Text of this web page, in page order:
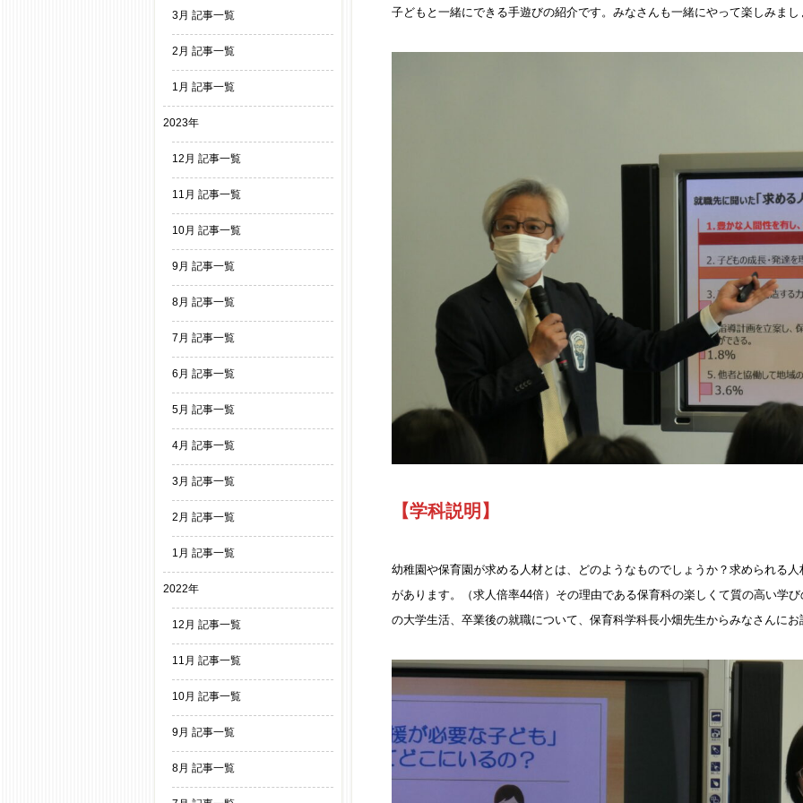
3月 記事一覧
2月 記事一覧
1月 記事一覧
2023年
12月 記事一覧
11月 記事一覧
10月 記事一覧
9月 記事一覧
8月 記事一覧
7月 記事一覧
6月 記事一覧
5月 記事一覧
4月 記事一覧
3月 記事一覧
2月 記事一覧
1月 記事一覧
2022年
12月 記事一覧
11月 記事一覧
10月 記事一覧
9月 記事一覧
8月 記事一覧
子どもと一緒にできる手遊びの紹介です。みなさんも一緒にやって楽しみまし
【学科説明】
幼稚園や保育園が求める人材とは、どのようなものでしょうか？求められる
があります。（求人倍率44倍）その理由である保育科の楽しくて質の高い学
の大学生活、卒業後の就職について、保育科学科長小畑先生からみなさんにお